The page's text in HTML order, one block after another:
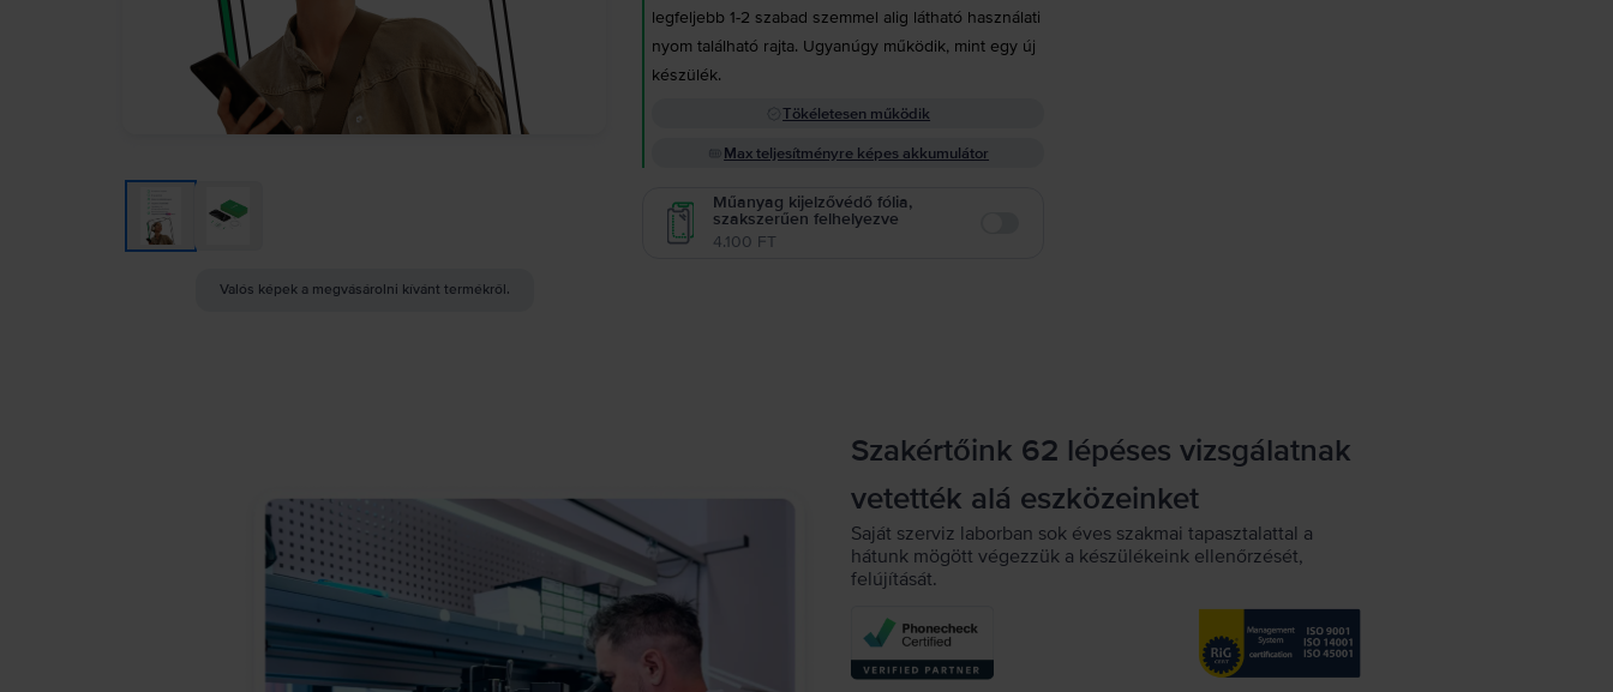
Valós képek a megvásárolni kívánt termékről.
legfeljebb 1-2 szabad szemmel alig látható használati
nyom található rajta. Ugyanúgy működik, mint egy új
készülék.
Tökéletesen működik
Max teljesítményre képes akkumulátor
Műanyag kijelzővédő fólia,
szakszerűen felhelyezve
4.100 FT
Szakértőink 62 lépéses vizsgálatnak
vetették alá eszközeinket
Saját szerviz laborban sok éves szakmai tapasztalattal a
hátunk mögött végezzük a készülékeink ellenőrzését,
felújítását.